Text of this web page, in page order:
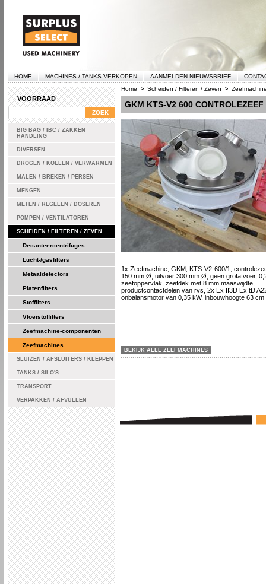
HOME MACHINES / TANKS VERKOPEN AANMELDEN NIEUWSBRIEF
VOORRAAD
BIG BAG / IBC / ZAKKEN
HANDLING
DIVERSEN
DROGEN / KOELEN / VERWARMEN
MALEN / BREKEN / PERSEN
MENGEN
METEN / REGELEN / DOSEREN
POMPEN / VENTILATOREN
SCHEIDEN / FILTEREN / ZEVEN
Decanteercentrifuges
Lucht-/gasfilters
Metaaldetectors
Platenfilters
Stoffilters
Vloeistoffilters
Zeefmachine-componenten
Zeefmachines
SLUIZEN / AFSLUITERS / KLEPPEN
TANKS / SILO'S
TRANSPORT
VERPAKKEN / AFVULLEN
Home > Scheiden / Filteren / Zeven >
GKM KTS-V2 600 CONTROLEZEEF
1x Zeefmachine, GKM, KTS-V2-600/1,
150 mm Ø, uitvoer 300 mm Ø, geen grofafvoer,
zeefoppervlak, zeefdek met 8 mm maaswijdte,
productcontactdelen van rvs, 2x Ex II3D Ex tD
onbalansmotor van 0,35 kW, inbouwhoogte 63 cm
BEKIJK ALLE ZEEFMACHINES